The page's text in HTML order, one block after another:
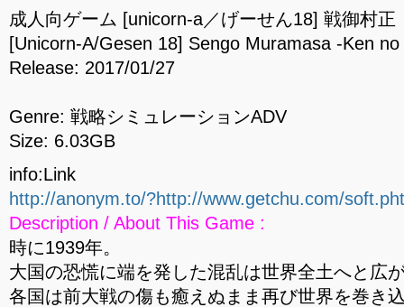
成人向ゲーム [unicorn-a／げーせん18] 戦御村正
[Unicorn-A/Gesen 18] Sengo Muramasa -Ken
Release: 2017/01/27
Genre: 戦略シミュレーションADV
Size: 6.03GB
info:Link
http://anonym.to/?http://www.getchu.com/
Description / About This Game :
時に1939年。
大国の恐慌に端を発した混乱は世界全土へと広
各国は前大戦の傷も癒えぬまま再び世界を巻き